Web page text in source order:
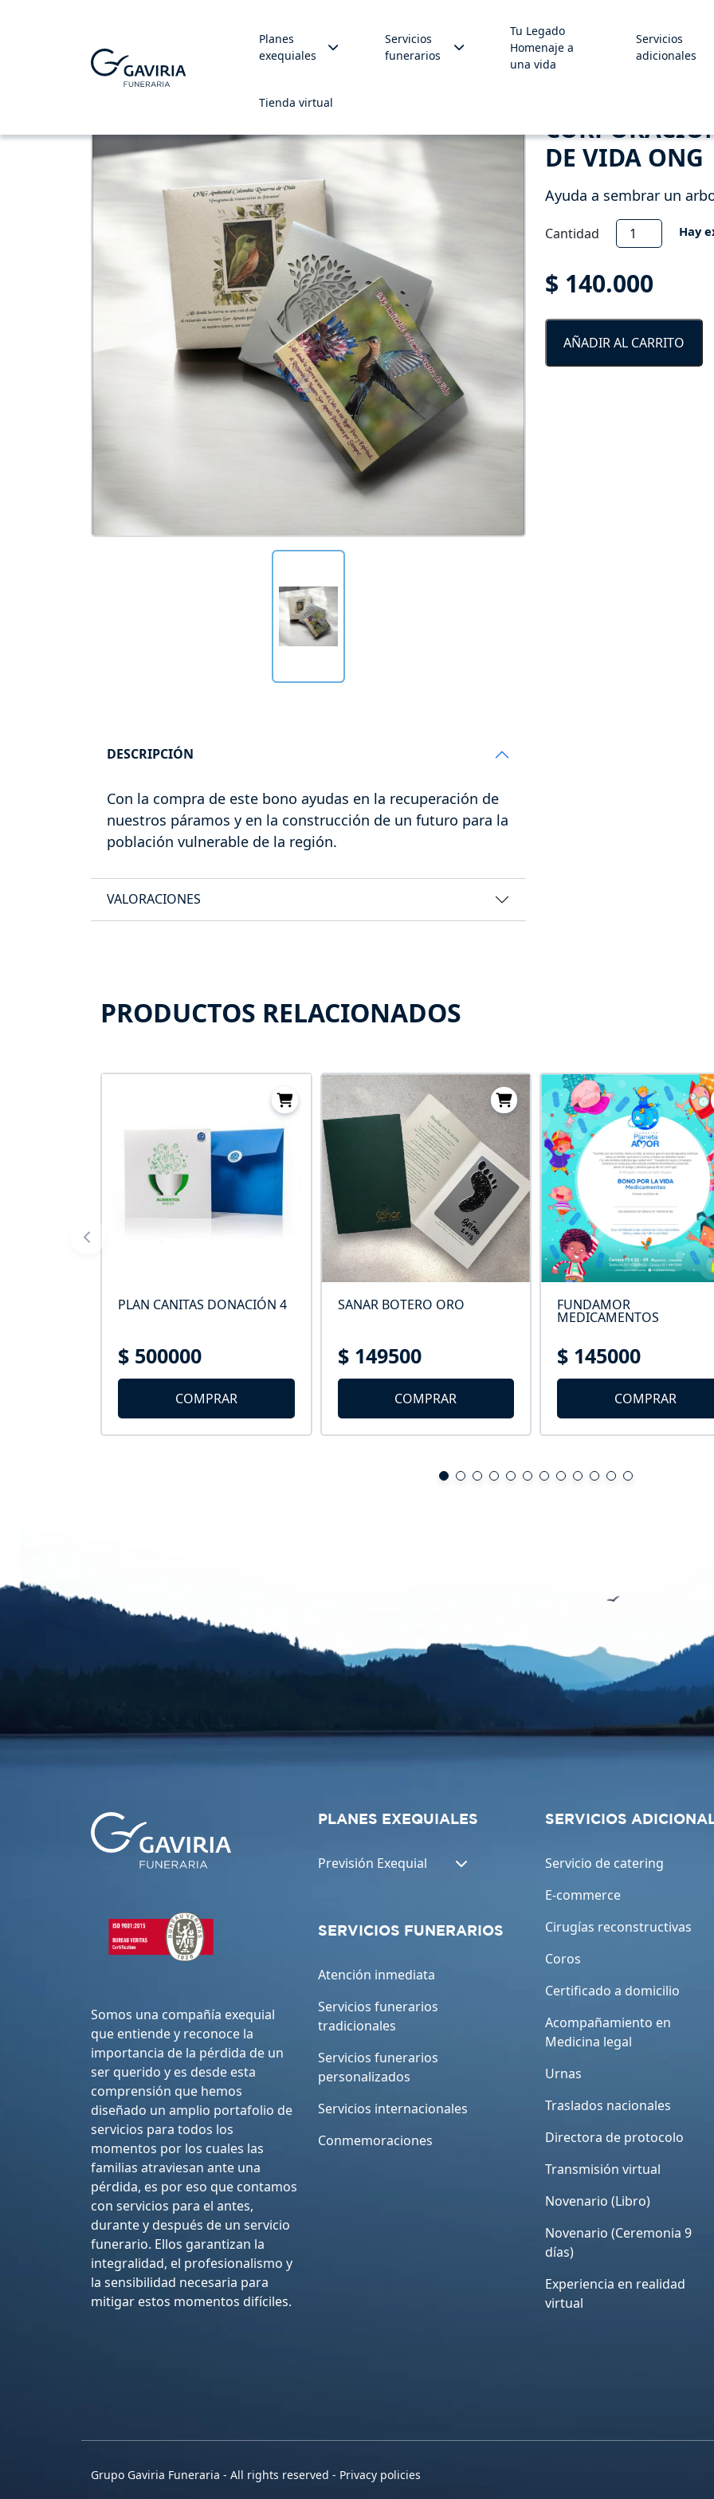
Planes
exequiales
Servicios
funerarios
Tu Legado
Homenaje a
una vida
Servicios
adicionales
Tienda virtual
DE VIDA ONG
Ayuda a sembrar un
Cantidad
Corporación
Ambiental
de
ONG
cantidad
Hay
$ 140.000
AÑADIR AL CARRITO
DESCRIPCIÓN
Con la compra de este bono ayudas en la recuperación de
nuestros páramos y en la construcción de un futuro para la
población vulnerable de la región.
VALORACIONES
PRODUCTOS RELACIONADOS
PLAN CANITAS DONACIÓN 4
$ 500000
COMPRAR
SANAR BOTERO ORO
$ 149500
COMPRAR
FUNDAMOR
MEDICAMENTOS
$ 145000
COMPRAR
Somos una compañía exequial
que entiende y reconoce la
importancia de la pérdida de un
ser querido y es desde esta
comprensión que hemos
diseñado un amplio portafolio de
servicios para todos los
momentos por los cuales las
familias atraviesan ante una
pérdida, es por eso que contamos
con servicios para el antes,
durante y después de un servicio
funerario. Ellos garantizan la
integralidad, el profesionalismo y
la sensibilidad necesaria para
mitigar estos momentos difíciles.
PLANES EXEQUIALES
Previsión Exequial
SERVICIOS FUNERARIOS
Atención inmediata
Servicios funerarios
tradicionales
Servicios funerarios
personalizados
Servicios internacionales
Conmemoraciones
SERVICIOS
Servicio de catering
E-commerce
Cirugías reconstructivas
Coros
Certificado a domicilio
Acompañamiento en
Medicina legal
Urnas
Traslados nacionales
Directora de protocolo
Transmisión virtual
Novenario (Libro)
Novenario (Ceremonia 9
días)
Experiencia en realidad
virtual
Grupo Gaviria Funeraria - All rights reserved - Privacy policies